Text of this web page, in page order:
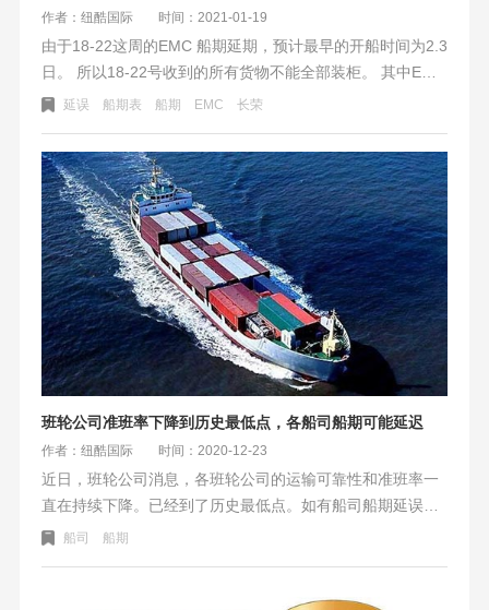
作者：纽酷国际 时间：2021-01-19
由于18-22这周的EMC 船期延期，预计最早的开船时间为2.3
日。 所以18-22号收到的所有货物不能全部装柜。 其中EMC
洛杉矶拆柜，芝加哥拆柜，专线直送会匹配其他船司，预计
止。收满后自动匹配到EMC 2.3号开船那水。
延误 船期表 船期 EMC 长荣
班轮公司准班率下降到历史最低点，各船司船期可能延迟
作者：纽酷国际 时间：2020-12-23
近日，班轮公司消息，各班轮公司的运输可靠性和准班率一
直在持续下降。已经到了历史最低点。如有船司船期延误在
情理之中。著名还是咨询公司Sea-Intelligence称，托运人不
船司 船期